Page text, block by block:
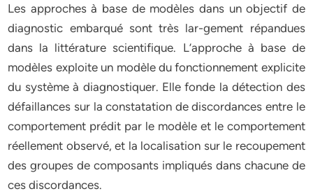
Les approches à base de modèles dans un objectif de
diagnostic embarqué sont très lar-gement répandues
dans la littérature scientifique. L’approche à base de
modèles exploite un modèle du fonctionnement explicite
du système à diagnostiquer. Elle fonde la détection des
défaillances sur la constatation de discordances entre le
comportement prédit par le modèle et le comportement
réellement observé, et la localisation sur le recoupement
des groupes de composants impliqués dans chacune de
ces discordances.